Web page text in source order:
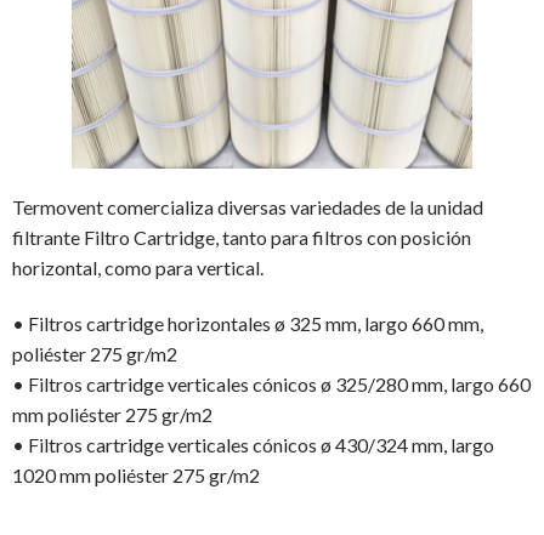
Termovent comercializa diversas variedades de la unidad
filtrante Filtro Cartridge, tanto para filtros con posición
horizontal, como para vertical.
• Filtros cartridge horizontales ø 325 mm, largo 660 mm,
poliéster 275 gr/m2
• Filtros cartridge verticales cónicos ø 325/280 mm, largo 660
mm poliéster 275 gr/m2
• Filtros cartridge verticales cónicos ø 430/324 mm, largo
1020 mm poliéster 275 gr/m2